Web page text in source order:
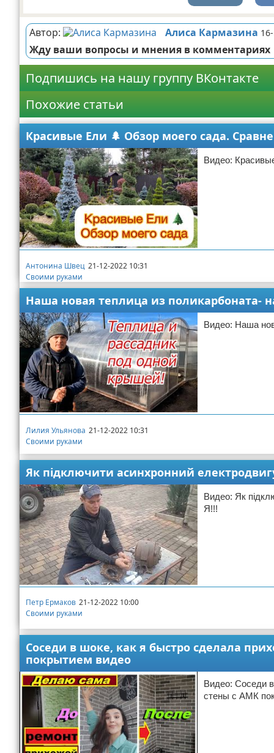
Автор: Алиса Кармазина
Жду ваши вопросы и мнения в комментариях
Подпишись на нашу группу ВКонтакте
Похожие статьи
Красивые Ели 🌲 Обзор моего сада.
Видео:
Антонина Швец 21-12-2022 10:31
Своими руками
Наша новая теплица из поликарбоната-
Видео: Наша
Лилия Ульянова 21-12-2022 10:31
Своими руками
Як підключити асинхронний
Видео: Як
Я!!!
Петр Ермаков 21-12-2022 10:00
Своими руками
Соседи в шоке, как я быстро сделала
покрытием видео
Видео: Соседи
стены с АМК